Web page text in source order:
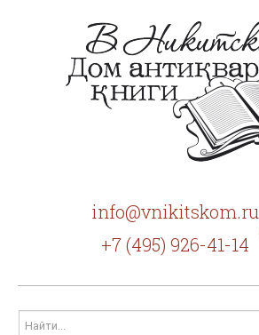
info@vnikitskom.ru
+7 (495) 926-41-14